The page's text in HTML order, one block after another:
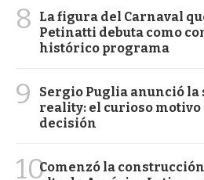
8
La figura del Carnaval
Petinatti debuta como
histórico programa
9
Sergio Puglia anunció la
reality: el curioso motivo
decisión
10Comenzó la